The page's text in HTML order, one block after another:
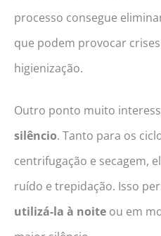
processo consegue
que podem provocar
higienização.
Outro ponto muito
silêncio. Tanto para os
centrifugação e secagem,
ruído e trepidação. Isso
utilizá-la à noite ou em